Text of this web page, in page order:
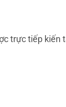
trực tiếp kiến